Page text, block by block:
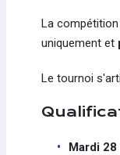
La
uniquement et
Le tournoi
Mardi 28